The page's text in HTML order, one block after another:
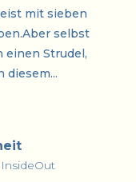
mit sieben
selbst
einen Strudel,
diesem...
InsideOut